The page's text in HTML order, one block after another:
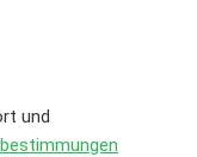
und